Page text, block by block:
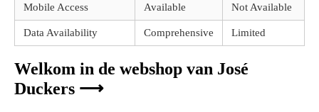
Mobile Access Available Not Available
Data Availability Comprehensive Limited
Welkom in de webshop van José
Duckers ⟶